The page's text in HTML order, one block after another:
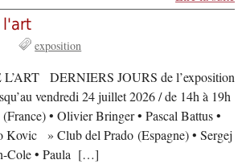
l'art
exposition
DERNIERS JOURS de l’exposition
vendredi 24 juillet 2026 / de 14h à 19h
• Olivier Bringer • Pascal Battus •
Kovic » Club del Prado (Espagne) • Sergej
Cole • Paula […]